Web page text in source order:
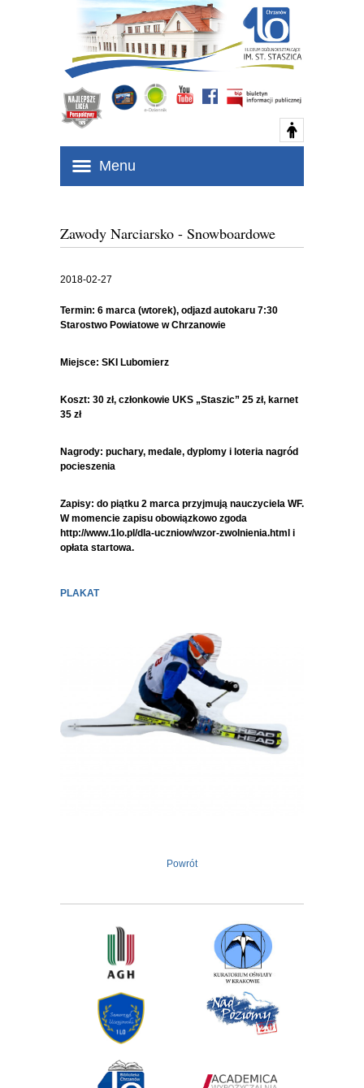
Menu
Zawody Narciarsko - Snowboardowe
2018-02-27
Termin: 6 marca (wtorek), odjazd autokaru 7:30
Starostwo Powiatowe w Chrzanowie
Miejsce: SKI Lubomierz
Koszt: 30 zł, członkowie UKS „Staszic” 25 zł, karnet
35 zł
Nagrody: puchary, medale, dyplomy i loteria nagród
pocieszenia
Zapisy: do piątku 2 marca przyjmują nauczyciela WF.
W momencie zapisu obowiązkowo zgoda
http://www.1lo.pl/dla-uczniow/wzor-zwolnienia.html i
opłata startowa.
PLAKAT
Powrót